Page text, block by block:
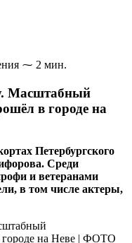
⁓ 2 мин.
Масштабный
в городе на
Петербургского
Среди
и ветеранами
в том числе актеры,